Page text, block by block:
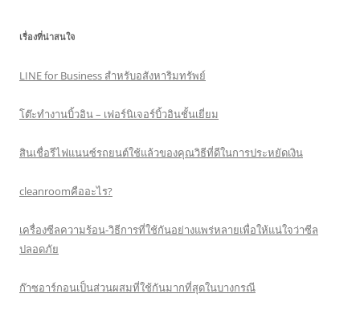
เรื่องที่น่าสนใจ
LINE for Business สำหรับอสังหาริมทรัพย์
โต๊ะทำงานบิ้วอิน – เฟอร์นิเจอร์บิ้วอินชั้นเยี่ยม
สินเชื่อรีไฟแนนซ์รถยนต์ใช้แล้วของคุณวิธีที่ดีในการประหยัดเงิน
cleanroomคืออะไร?
เครื่องซีลความร้อน-วิธีการที่ใช้กันอย่างแพร่หลายเพื่อให้แน่ใจว่าซีล
ปลอดภัย
ก๊าซอาร์กอนเป็นส่วนผสมที่ใช้กันมากที่สุดในบางกรณี